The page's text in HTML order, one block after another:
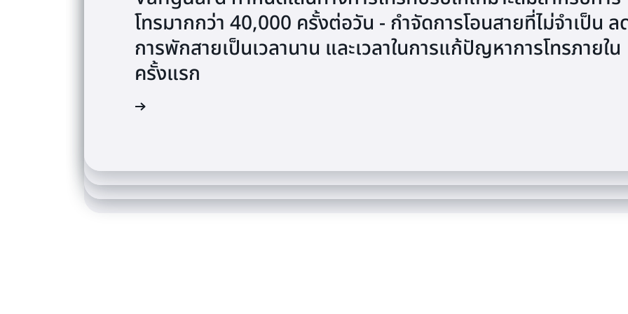
โทรมากกว่า 40,000 ครั้งต่อวัน - กำจัดการโอนสายที่ไม่จำเป็น ล
การพักสายเป็นเวลานาน และเวลาในการแก้ปัญหาการโทรภายใน
ครั้งแรก
Dropbox แก้ไขปัญหาถึง 85% และให้บริการลูกค้า 600 ล้านรา
ใน 180 ประเทศ
Morrisons ส่งมอบศูนย์ติดต่อแบบบริการตนเองใน 8 สัปดาห์
โดยใช้ Amazon Lex บน Amazon Connect
TechStyleOS ประหยัดเงิน 250,000 USD ในการออกใบ
อนุญาตรายปีและปรับปรุงสถานะในการออนไลน์ขึ้น 90%